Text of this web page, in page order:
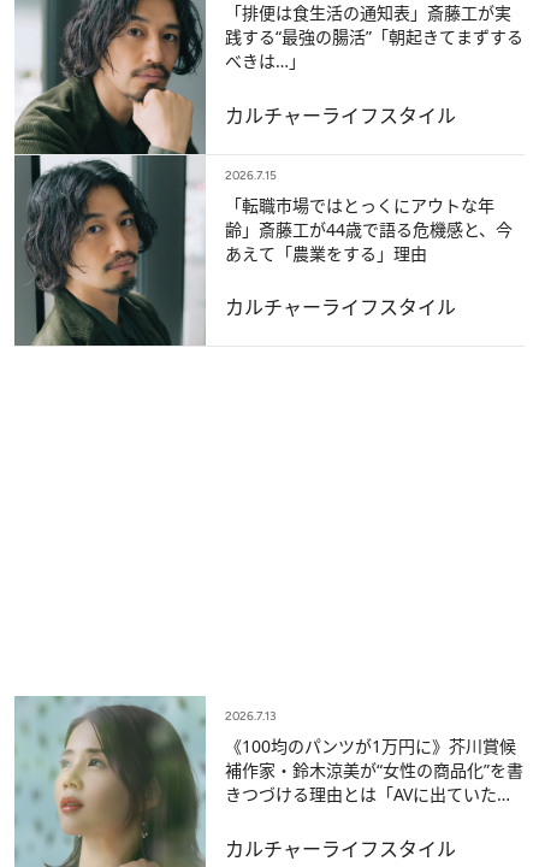
「排便は食生活の通知表」斎藤工が実
践する“最強の腸活”「朝起きてまずする
べきは…」
カルチャーライフスタイル
2026.7.15
「転職市場ではとっくにアウトな年
齢」斎藤工が44歳で語る危機感と、今
あえて「農業をする」理由
カルチャーライフスタイル
2026.7.13
《100均のパンツが1万円に》芥川賞候
補作家・鈴木涼美が“女性の商品化”を書
きつづける理由とは「AVに出ていたと
カルチャーライフスタイル